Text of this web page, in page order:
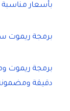
بأسعار مناسبة
برمجة ريموت
برمجة ريموت
دقيقة